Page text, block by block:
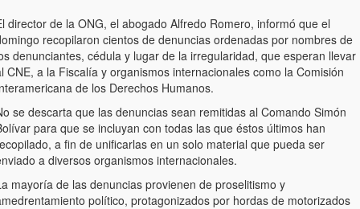
director de la ONG, el abogado Alfredo Romero, informó que el
recopilaron cientos de denuncias ordenadas por nombres de
denunciantes, cédula y lugar de la irregularidad, que esperan llevar
CNE, a la Fiscalía y organismos internacionales como la Comisión
de los Derechos Humanos.
se descarta que las denuncias sean remitidas al Comando Simón
para que se incluyan con todas las que éstos últimos han
a fin de unificarlas en un solo material que pueda ser
a diversos organismos internacionales.
mayoría de las denuncias provienen de proselitismo y
político, protagonizados por hordas de motorizados